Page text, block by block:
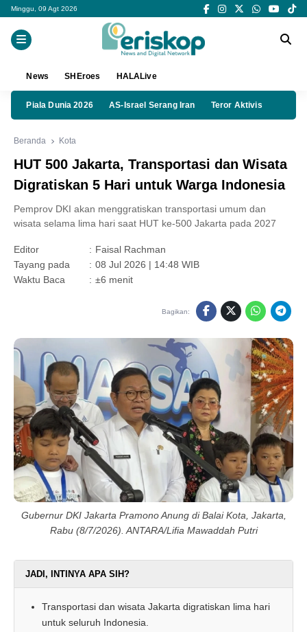
Minggu, 09 Agt 2026
News SHEroes HALALive
Piala Dunia 2026 AS-Israel Serang Iran Teror Aktivis
Beranda Kota
HUT 500 Jakarta, Transportasi dan Wisata
Digratiskan 5 Hari untuk Warga Indonesia
Pemprov DKI akan menggratiskan transportasi umum dan
wisata selama lima hari saat HUT ke-500 Jakarta pada 2027
Editor : Faisal Rachman
Tayang pada
: 08 Jul 2026 | 14:48 WIB
Waktu Baca
: ±6 menit
Bagikan:
Gubernur DKI Jakarta Pramono Anung di Balai Kota, Jakarta,
Rabu (8/7/2026). ANTARA/Lifia Mawaddah Putri
JADI, INTINYA APA SIH?
Transportasi dan wisata Jakarta digratiskan lima hari
untuk seluruh Indonesia.